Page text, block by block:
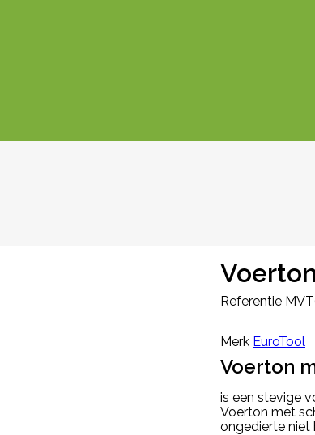
Referentie
Merk EuroTool
Voerton
is een stevige
Voerton met
ongedierte niet